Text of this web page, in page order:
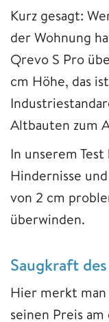
Kurz gesagt:
der Wohnung
Qrevo S Pro
cm Höhe, das
Altbauten zum
In unserem
Hindernisse
von 2 cm
überwinden.
Saugkraft
Hier merkt
seinen Preis